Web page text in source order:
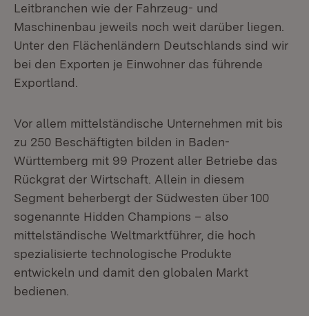
Leitbranchen wie der Fahrzeug- und
Maschinenbau jeweils noch weit darüber liegen.
Unter den Flächenländern Deutschlands sind wir
bei den Exporten je Einwohner das führende
Exportland.
Vor allem mittelständische Unternehmen mit bis
zu 250 Beschäftigten bilden in Baden-
Württemberg mit 99 Prozent aller Betriebe das
Rückgrat der Wirtschaft. Allein in diesem
Segment beherbergt der Südwesten über 100
sogenannte Hidden Champions – also
mittelständische Weltmarktführer, die hoch
spezialisierte technologische Produkte
entwickeln und damit den globalen Markt
bedienen.